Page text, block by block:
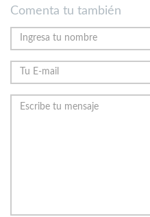
Comenta tu también